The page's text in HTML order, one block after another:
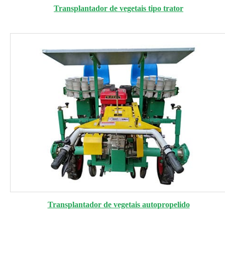
Transplantador de vegetais tipo trator
Transplantador de vegetais autopropelido